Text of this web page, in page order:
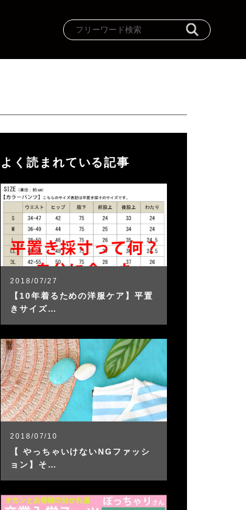
よく読まれている記事
2018/07/27
【10年着るための洋服ケア】平置
きサイズ…
2018/07/10
【 やっちゃいけないNGファッシ
ョン】そ…